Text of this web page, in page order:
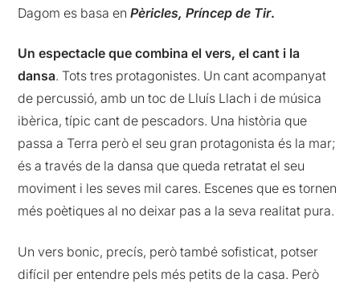
Dagom es basa enPèricles, Príncep de Tir.
Un espectacle que combina el vers, el cant i la
dansa. Tots tres protagonistes. Un cant acompanyat
de percussió, amb un toc de Lluís Llach i de música
ibèrica, típic cant de pescadors. Una història que
passa a Terra però el seu gran protagonista és la mar;
és a través de la dansa que queda retratat el seu
moviment i les seves mil cares. Escenes que es tornen
més poètiques al no deixar pas a la seva realitat pura.
Un vers bonic, precís, però també sofisticat, potser
difícil per entendre pels més petits de la casa. Però